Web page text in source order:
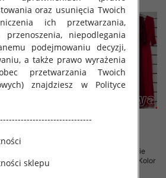
Kolor
Sukienki damskie (Włoskie
produkt) Roz Standard, Mix Kolor
oraz usunięcia Twoich
ich przetwarzania,
niepodlegania
podejmowaniu decyzji,
a także prawo wyrażenia
przetwarzania Twoich
znajdziesz w Polityce
sklepu